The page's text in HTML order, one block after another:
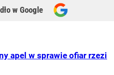
w Google
apel w sprawie ofiar rzezi